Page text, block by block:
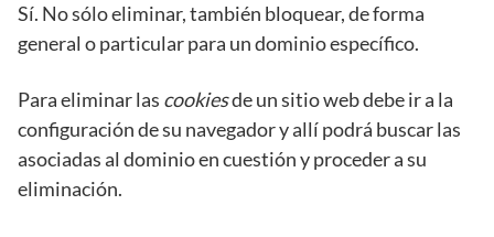
Sí. No sólo eliminar, también bloquear, de forma
general o particular para un dominio específico.
Para eliminar las cookiesde un sitio web debe ir a la
configuración de su navegador y allí podrá buscar las
asociadas al dominio en cuestión y proceder a su
eliminación.